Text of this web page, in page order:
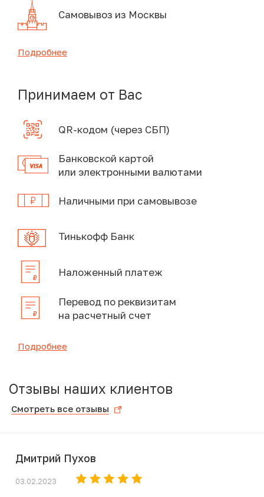
Самовывоз из Москвы
Подробнее
Принимаем от Вас
QR-кодом (через СБП)
Банковской картой
или электронными валютами
Наличными при самовывозе
Тинькофф Банк
Наложенный платеж
Перевод по реквизитам
на расчетный счет
Подробнее
Отзывы наших клиентов
Смотреть все отзывы
Дмитрий Пухов
03.02.2023